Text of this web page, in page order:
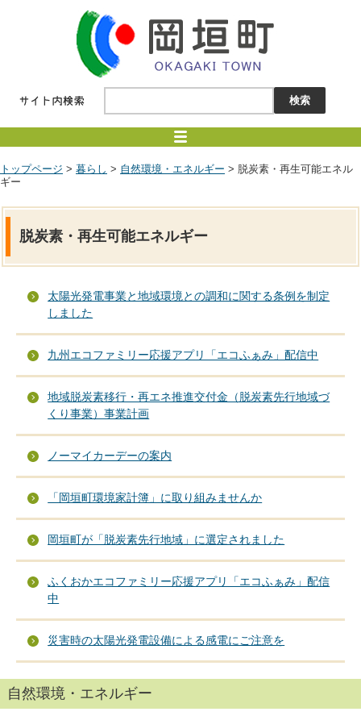
トップページ > 暮らし > 自然環境・エネルギー > 脱炭素・再生可能エネル
ギー
脱炭素・再生可能エネルギー
太陽光発電事業と地域環境との調和に関する条例を制定
しました
九州エコファミリー応援アプリ「エコふぁみ」配信中
地域脱炭素移行・再エネ推進交付金（脱炭素先行地域づ
くり事業）事業計画
ノーマイカーデーの案内
「岡垣町環境家計簿」に取り組みませんか
岡垣町が「脱炭素先行地域」に選定されました
ふくおかエコファミリー応援アプリ「エコふぁみ」配信
中
災害時の太陽光発電設備による感電にご注意を
自然環境・エネルギー